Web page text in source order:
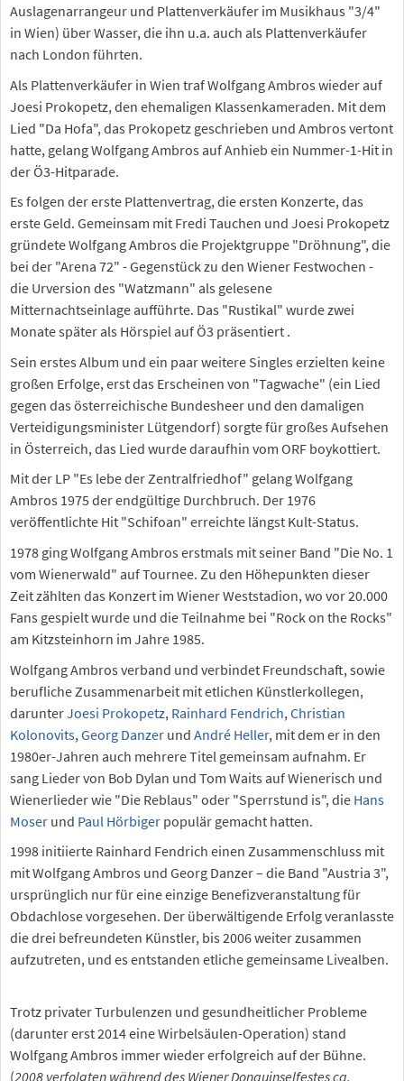
Auslagenarrangeur und Plattenverkäufer im Musikhaus "3/4"
in Wien) über Wasser, die ihn u.a. auch als Plattenverkäufer
nach London führten.
Als Plattenverkäufer in Wien traf Wolfgang Ambros wieder auf
Joesi Prokopetz, den ehemaligen Klassenkameraden. Mit dem
Lied "Da Hofa", das Prokopetz geschrieben und Ambros vertont
hatte, gelang Wolfgang Ambros auf Anhieb ein Nummer-1-Hit in
der Ö3-Hitparade.
Es folgen der erste Plattenvertrag, die ersten Konzerte, das
erste Geld. Gemeinsam mit Fredi Tauchen und Joesi Prokopetz
gründete Wolfgang Ambros die Projektgruppe "Dröhnung", die
bei der "Arena 72" - Gegenstück zu den Wiener Festwochen -
die Urversion des "Watzmann" als gelesene
Mitternachtseinlage aufführte. Das "Rustikal" wurde zwei
Monate später als Hörspiel auf Ö3 präsentiert .
Sein erstes Album und ein paar weitere Singles erzielten keine
großen Erfolge, erst das Erscheinen von "Tagwache" (ein Lied
gegen das österreichische Bundesheer und den damaligen
Verteidigungsminister Lütgendorf) sorgte für großes Aufsehen
in Österreich, das Lied wurde daraufhin vom ORF boykottiert.
Mit der LP "Es lebe der Zentralfriedhof" gelang Wolfgang
Ambros 1975 der endgültige Durchbruch. Der 1976
veröffentlichte Hit "Schifoan" erreichte längst Kult-Status.
1978 ging Wolfgang Ambros erstmals mit seiner Band "Die No. 1
vom Wienerwald" auf Tournee. Zu den Höhepunkten dieser
Zeit zählten das Konzert im Wiener Weststadion, wo vor 20.000
Fans gespielt wurde und die Teilnahme bei "Rock on the Rocks"
am Kitzsteinhorn im Jahre 1985.
Wolfgang Ambros verband und verbindet Freundschaft, sowie
berufliche Zusammenarbeit mit etlichen Künstlerkollegen,
darunterJoesi Prokopetz, Rainhard Fendrich, Christian
Kolonovits, Georg Danzer und André Heller, mit dem er in den
1980er-Jahren auch mehrere Titel gemeinsam aufnahm. Er
sang Lieder von Bob Dylan und Tom Waits auf Wienerisch und
Wienerlieder wie "Die Reblaus" oder "Sperrstund is", die Hans
Moser und Paul Hörbiger populär gemacht hatten.
1998 initiierte Rainhard Fendrich einen Zusammenschluss mit
mit Wolfgang Ambros und Georg Danzer – die Band "Austria 3",
ursprünglich nur für eine einzige Benefizveranstaltung für
Obdachlose vorgesehen. Der überwältigende Erfolg veranlasste
die drei befreundeten Künstler, bis 2006 weiter zusammen
aufzutreten, und es entstanden etliche gemeinsame Livealben.
Trotz privater Turbulenzen und gesundheitlicher Probleme
(darunter erst 2014 eine Wirbelsäulen-Operation) stand
Wolfgang Ambros immer wieder erfolgreich auf der Bühne.
(2008 verfolgten während des Wiener Donauinselfestes ca.